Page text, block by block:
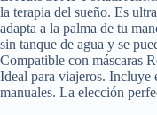
la terapia del sueño. Es
adapta a la palma de tu
sin tanque de agua y se
Compatible con máscaras
Ideal para viajeros.
manuales. La elección